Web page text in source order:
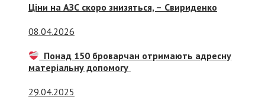
Ціни на АЗС скоро знизяться, – Свириденко
08.04.2026
Понад 150 броварчан отримають адресну
матеріальну допомогу
29.04.2025